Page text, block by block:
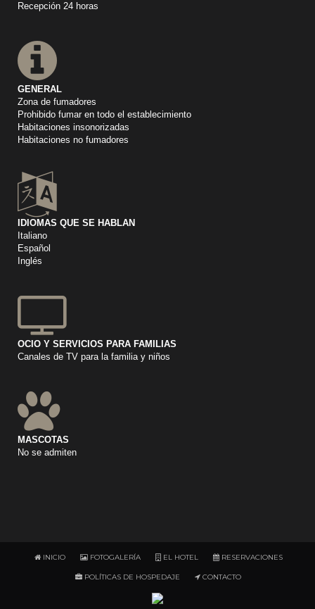
Recepción 24 horas
GENERAL
Zona de fumadores
Prohibido fumar en todo el establecimiento
Habitaciones insonorizadas
Habitaciones no fumadores
IDIOMAS QUE SE HABLAN
Italiano
Español
Inglés
OCIO Y SERVICIOS PARA FAMILIAS
Canales de TV para la familia y niños
MASCOTAS
No se admiten
INICIO FOTOGALERÍA EL HOTEL RESERVACIONES
POLÍTICAS DE HOSPEDAJE CONTACTO